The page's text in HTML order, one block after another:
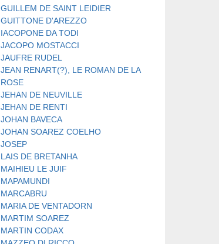
GUILLEM DE SAINT LEIDIER
GUITTONE D'AREZZO
IACOPONE DA TODI
JACOPO MOSTACCI
JAUFRE RUDEL
JEAN RENART(?), LE ROMAN DE LA
ROSE
JEHAN DE NEUVILLE
JEHAN DE RENTI
JOHAN BAVECA
JOHAN SOAREZ COELHO
JOSEP
LAIS DE BRETANHA
MAIHIEU LE JUIF
MAPAMUNDI
MARCABRU
MARIA DE VENTADORN
MARTIM SOAREZ
MARTIN CODAX